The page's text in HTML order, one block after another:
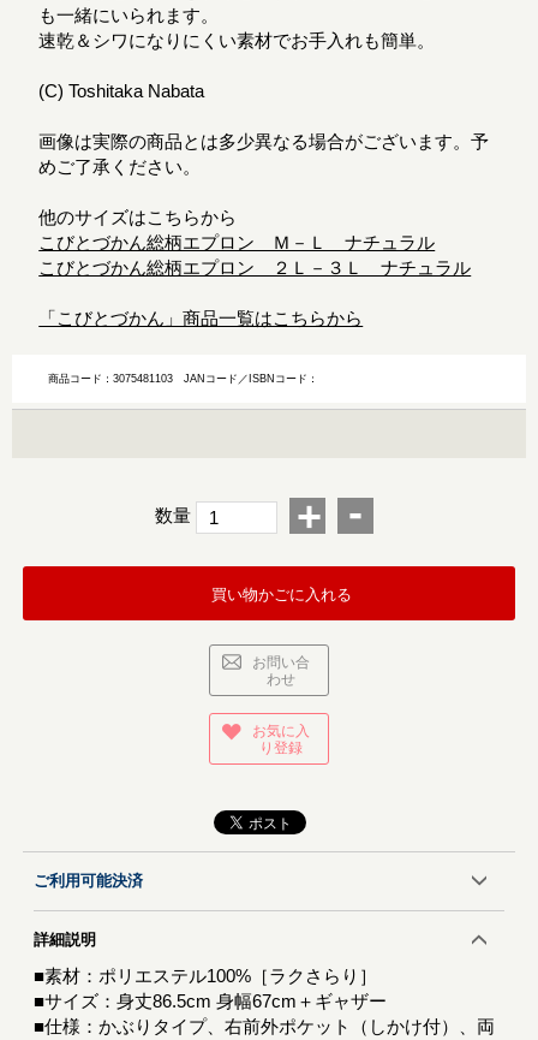
も一緒にいられます。
速乾＆シワになりにくい素材でお手入れも簡単。
(C) Toshitaka Nabata
画像は実際の商品とは多少異なる場合がございます。予
めご了承ください。
他のサイズはこちらから
こびとづかん総柄エプロン Ｍ－Ｌ ナチュラル
こびとづかん総柄エプロン ２Ｌ－３Ｌ ナチュラル
「こびとづかん」商品一覧はこちらから
商品コード：3075481103JANコード／ISBNコード：
数量 + -
買い物かごに入れる
お問い合
わせ
お気に入
り登録
ご利用可能決済
詳細説明
■素材：ポリエステル100%［ラクさらり］
■サイズ：身丈86.5cm 身幅67cm＋ギャザー
■仕様：かぶりタイプ、右前外ポケット（しかけ付）、両